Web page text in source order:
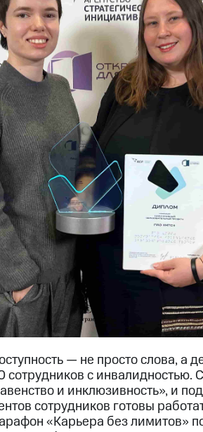
— не просто слова, а
с инвалидностью.
и инклюзивность», и
сотрудников готовы
«Карьера без лимитов»